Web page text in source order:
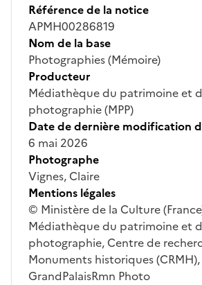
Référence de la notice
APMH00286819
Nom de la base
Photographies (Mémoire)
Producteur
Médiathèque du patrimoine et
photographie (MPP)
Date de dernière modification
6 mai 2026
Photographe
Vignes, Claire
Mentions légales
© Ministère de la Culture
Médiathèque du patrimoine et
photographie, Centre de
Monuments historiques
GrandPalaisRmn Photo